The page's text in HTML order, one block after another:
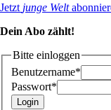
Jetzt junge Welt
Dein Abo zählt!
Bitte einloggen
Benutzername*
Passwort*